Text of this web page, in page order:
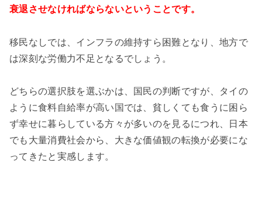
衰退させなければならないということです。
移民なしでは、インフラの維持すら困難となり、地方で
は深刻な労働力不足となるでしょう。
どちらの選択肢を選ぶかは、国民の判断ですが、タイの
ように食料自給率が高い国では、貧しくても食うに困ら
ず幸せに暮らしている方々が多いのを見るにつれ、日本
でも大量消費社会から、大きな価値観の転換が必要にな
ってきたと実感します。